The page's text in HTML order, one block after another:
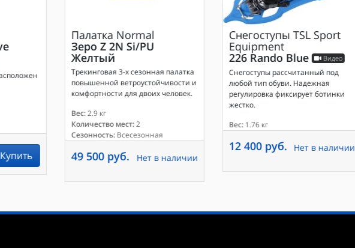
Палатка Normal
Зеро Z 2N Si/PU
Желтый
Трекинговая 3-х сезонная палатка
повышенной ветроустойчивости и
комфортности для двоих человек.
Вес:2.9 кг
Количество мест:2
Сезонность:Всесезонная
49 500 руб. Нет в наличии
Снегоступы TSL Sport
Equipment
226 Rando Blue Видео
Снегоступы рассчитанный под
любой тип обуви. Надежная
регулировка фиксирует ботинки
жестко.
Вес:1.76 кг
12 400 руб. Нет в наличии